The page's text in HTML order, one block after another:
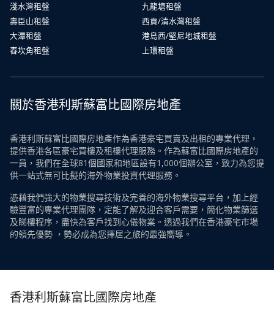
淺水灣租盤
壽臣山租盤
大潭租盤
舂坎角租盤
九龍塘租盤
西貢/清水灣租盤
港島西/堅尼地城租盤
上環租盤
關於香港利斯蘇富比國際房地產
香港利斯蘇富比國際房地產作為香港豪宅買賣及出租的專業代理，
提供香港各區豪宅買樓及租樓代理服務。作為蘇富比國際房地產的
一員，我們在全球81個國家和地區設有1,000個辦公室，致力為您提
供一站式無可比擬的海外物業投資代理服務。
憑藉我們強大的物業搜尋技術及完善的海外物業搜尋平台，加上經
驗豐富的專業代理團隊，定能了解及迎合客戶需要，簡化物業篩選
及睇樓程序，盡快為客戶找到心儀物業。透過我們在香港豪宅市場
的領先優勢 ，勢必成為您擇居之旅的最強嚮導。
香港利斯蘇富比國際房地產